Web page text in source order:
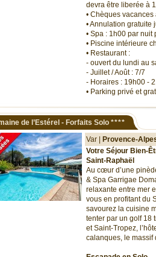
devra être liberée à
• Chèques vacances
• Annulation gratuite
• Spa : 1h00 par nuit
• Piscine intérieure
• Restaurant :
- ouvert du lundi au
- Juillet / Août : 7/7
- Horaires : 19h00 -
• Parking privé et
de l’Estérel - Forfaits Solo ****
Var |
Provence-
Votre Séjour Bien-
Saint-Raphaël
Au cœur d’une
& Spa Garrigae
relaxante entre mer
vous en profitant du
savourez la cuisine
tenter par un golf 18
et Saint-Tropez,
calanques, le massif